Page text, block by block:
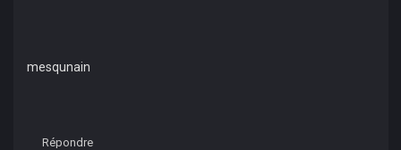
mesqunain
Répondre